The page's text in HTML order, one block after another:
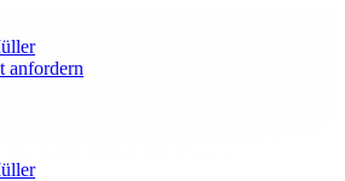
anfordern